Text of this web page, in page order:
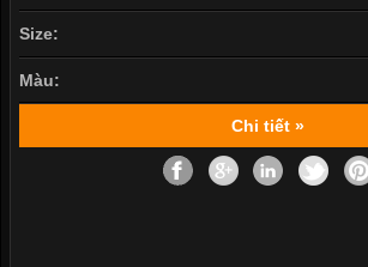
Size:
Màu:
Chi tiết »